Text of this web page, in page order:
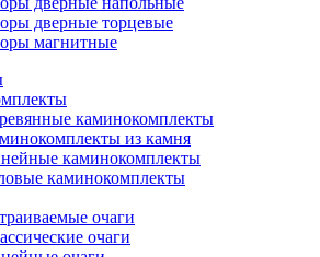
дверные торцевые
магнитные
каминокомплекты
из камня
каминокомплекты
каминокомплекты
очаги
очаги